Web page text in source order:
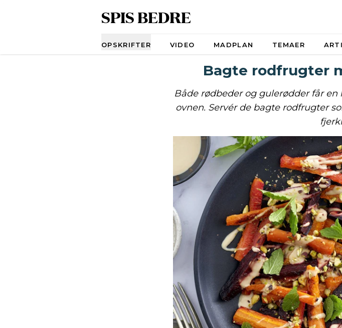
SPIS BEDRE
OPSKRIFTER VIDEO MADPLAN TEMAER
Bagte rodfrugter
Både rødbeder og gulerødder får
ovnen. Servér de bagte rodfrugter